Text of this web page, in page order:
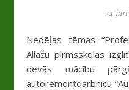
24
Nedēļas tēmas “Profesijas” ietvaros, 24. janvārī
Allažu pirmsskolas
devās mācību
autoremontdarbnīcu